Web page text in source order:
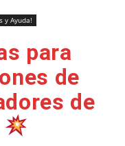
y Ayuda!
para
de
de